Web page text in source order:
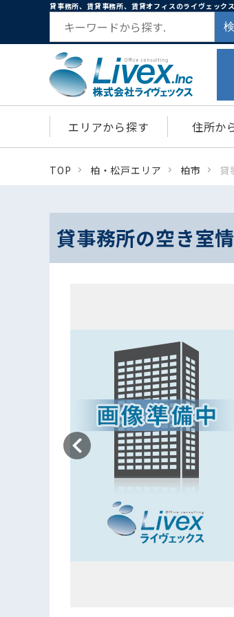
貸事務所、賃貸事務所、賃貸オフィスのライヴェックス
エリアから探す 住所か
TOP 柏・松戸エリア 柏市 貸
貸事務所の空き室